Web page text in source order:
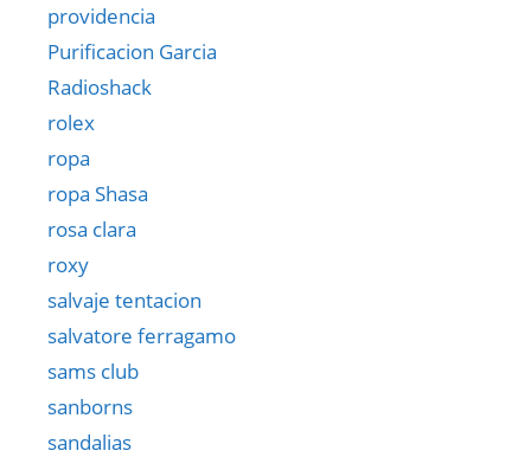
providencia
Purificacion Garcia
Radioshack
rolex
ropa
ropa Shasa
rosa clara
roxy
salvaje tentacion
salvatore ferragamo
sams club
sanborns
sandalias